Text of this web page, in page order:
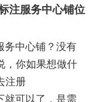
注服务中心铺位
务中心铺？没有
，你如果想做什
注册
就可以了，是需